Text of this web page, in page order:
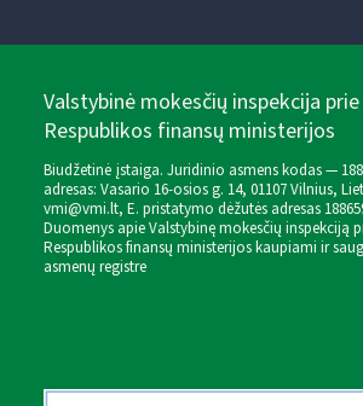
Valstybinė mokesčių inspekcija
Respublikos finansų ministerijos
Biudžetinė įstaiga. Juridinio asmens kodas —
adresas: Vasario 16-osios g. 14, 01107 Vilnius,
vmi@vmi.lt, E. pristatymo dėžutės adresas
Duomenys apie Valstybinę mokesčių inspekciją
Respublikos finansų ministerijos kaupiami ir
asmenų registre